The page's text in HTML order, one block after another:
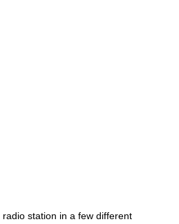
radio station in a few different